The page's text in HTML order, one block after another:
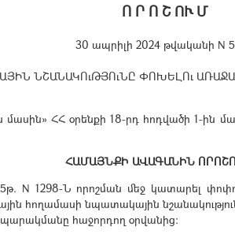
Ո Ր Ո Շ ՈՒ Մ
30 ապրիլի 2024 թվականի N
ՆՇԱՆԱԿՈւԹՅՈւՆԸ ՓՈԽԵԼՈւ
ՀՀ օրենքի 18-րդ հոդվածի 1-ին
ՀԱՄԱՅՆՔԻ ԱՎԱԳԱՆԻՆ
N 1298-Ն որոշման մեջ կատարել
հողամասի նպատակային
հաջորդող օրվանից: